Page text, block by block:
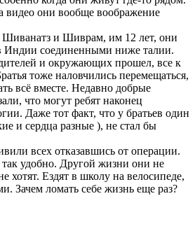
видео они вообще воображение
Шиванатз и Шиврам, им 12 лет, они
Индии соединенными ниже талии.
и окружающих прошел, все к
тоже наловчились перемещаться,
всё вместе. Недавно добрые
что могут ребят наконец
Даже тот факт, что у братьев один
и сердца разные ), не стал бы
всех отказавшись от операции.
удобно. Другой жизни они не
хотят. Ездят в школу на велосипеде,
Зачем ломать себе жизнь еще раз?